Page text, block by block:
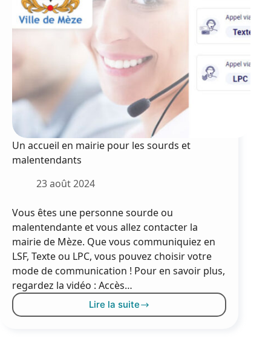
Un accueil en mairie pour les sourds et
malentendants
23 août 2024
Vous êtes une personne sourde ou
malentendante et vous allez contacter la
mairie de Mèze. Que vous communiquiez en
LSF, Texte ou LPC, vous pouvez choisir votre
mode de communication ! Pour en savoir plus,
regardez la vidéo : Accès…
Lire la suite
Un